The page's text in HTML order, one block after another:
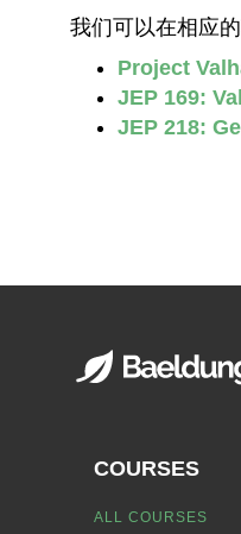
我们可以在相应
Project
JEP 169:
JEP 218:
COURSES
ALL COURSES